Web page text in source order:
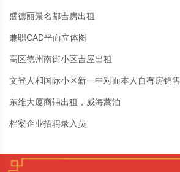
盛德丽景名都吉房出租
兼职CAD平面立体图
高区德州南街小区吉屋出租
文登人和国际小区新一中对面本人自有房销售
东维大厦商铺出租，威海蒿泊
档案企业招聘录入员